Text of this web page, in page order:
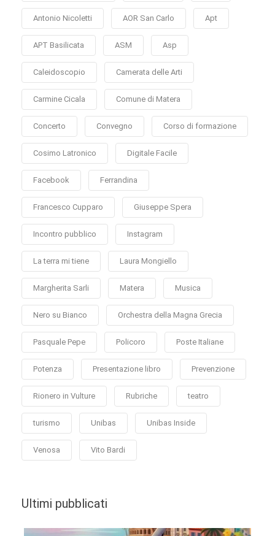
Antonio Nicoletti AOR San Carlo Apt
APT Basilicata ASM Asp
Caleidoscopio Camerata delle Arti
Carmine Cicala Comune di Matera
Concerto Convegno Corso di formazione
Cosimo Latronico Digitale Facile
Facebook Ferrandina
Francesco Cupparo Giuseppe Spera
Incontro pubblico Instagram
La terra mi tiene Laura Mongiello
Margherita Sarli Matera Musica
Nero su Bianco Orchestra della Magna Grecia
Pasquale Pepe Policoro Poste Italiane
Potenza Presentazione libro Prevenzione
Rionero in Vulture Rubriche teatro
turismo Unibas Unibas Inside
Venosa Vito Bardi
Ultimi pubblicati